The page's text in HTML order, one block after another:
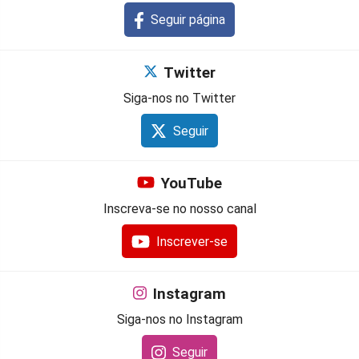
Seguir página
Twitter
Siga-nos no Twitter
Seguir
YouTube
Inscreva-se no nosso canal
Inscrever-se
Instagram
Siga-nos no Instagram
Seguir